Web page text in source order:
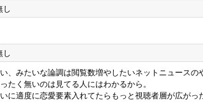
し
し
、みたいな論調は閲覧数増やしたいネットニュースの
たく無いのは見てる人にはわかるから。
に適度に恋愛要素入れてたらもっと視聴者層が広がっ